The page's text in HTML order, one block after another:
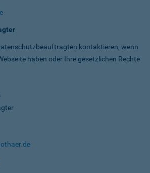
kontaktieren, wenn
haben oder Ihre gesetzlichen Rechte